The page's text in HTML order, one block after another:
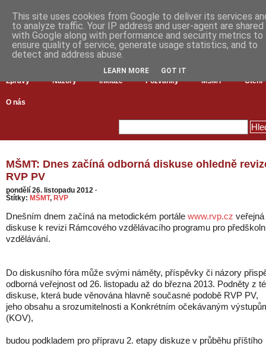
Zprávy Názory Inkluze Pozvánky MŠMT Čtení
O nás
MŠMT: Dnes začíná odborná diskuse ohledně
RVP PV
pondělí 26. listopadu 2012 ·
Štítky: MŠMT, RVP
Dnešním dnem začíná na metodickém portále www.rvp.cz veřejná
diskuse k revizi Rámcového vzdělávacího programu pro
vzdělávání.
Do diskusního fóra může svými náměty, příspěvky či názory
odborná veřejnost od 26. listopadu až do března 2013. Podněty z
diskuse, která bude věnována hlavně současné podobě RVP PV,
jeho obsahu a srozumitelnosti a Konkrétním očekávaným
(KOV),
budou podkladem pro přípravu 2. etapy diskuze v průběhu příštího
This site uses cookies from Google to deliver its services
to analyze traffic. Your IP address and user-agent are shared
with Google along with performance and security metrics to
ensure quality of service, generate usage statistics, and to
detect and address abuse.
LEARN MORE GOT IT